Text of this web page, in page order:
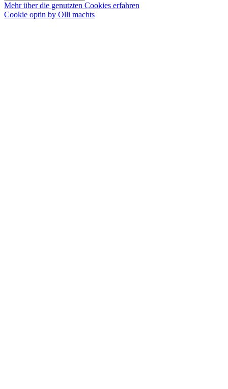
Mehr über die genutzten Cookies erfahren
Cookie optin by Olli machts